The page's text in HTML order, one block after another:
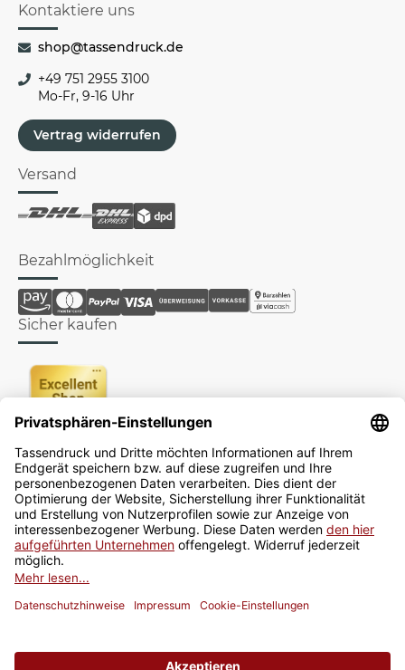
Kontaktiere uns
shop@tassendruck.de
+49 751 2955 3100
Mo-Fr, 9-16 Uhr
Vertrag widerrufen
Versand
Bezahlmöglichkeit
Sicher kaufen
Newsletter